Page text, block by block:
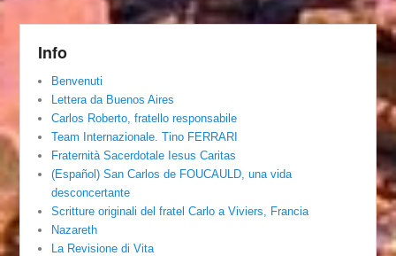
Info
Benvenuti
Lettera da Buenos Aires
Carlos Roberto, fratello responsabile
Team Internazionale. Tino FERRARI
Fraternità Sacerdotale Iesus Caritas
(Español) San Carlos de FOUCAULD, una vida
desconcertante
Scritture originali del fratel Carlo a Viviers, Francia
Nazareth
La Revisione di Vita